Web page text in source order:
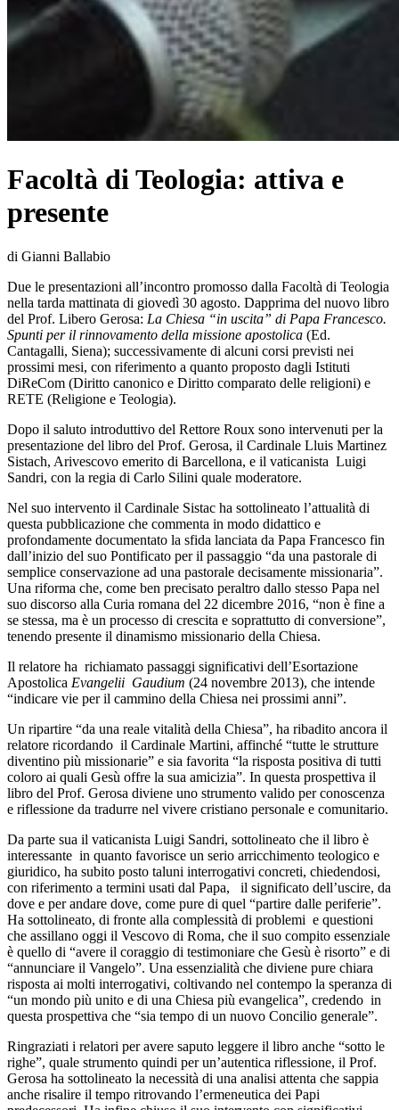
Facoltà di Teologia: attiva e
presente
di Gianni Ballabio
Due le presentazioni all’incontro promosso dalla Facoltà di Teologia
nella tarda mattinata di giovedì 30 agosto. Dapprima del nuovo libro
del Prof. Libero Gerosa: La Chiesa “in uscita” di Papa Francesco.
Spunti per il rinnovamento della missione apostolica (Ed.
Cantagalli, Siena); successivamente di alcuni corsi previsti nei
prossimi mesi, con riferimento a quanto proposto dagli Istituti
DiReCom (Diritto canonico e Diritto comparato delle religioni) e
RETE (Religione e Teologia).
Dopo il saluto introduttivo del Rettore Roux sono intervenuti per la
presentazione del libro del Prof. Gerosa, il Cardinale Lluis Martinez
Sistach, Arivescovo emerito di Barcellona, e il vaticanista Luigi
Sandri, con la regia di Carlo Silini quale moderatore.
Nel suo intervento il Cardinale Sistac ha sottolineato l’attualità di
questa pubblicazione che commenta in modo didattico e
profondamente documentato la sfida lanciata da Papa Francesco fin
dall’inizio del suo Pontificato per il passaggio “da una pastorale di
semplice conservazione ad una pastorale decisamente missionaria”.
Una riforma che, come ben precisato peraltro dallo stesso Papa nel
suo discorso alla Curia romana del 22 dicembre 2016, “non è fine a
se stessa, ma è un processo di crescita e soprattutto di conversione”,
tenendo presente il dinamismo missionario della Chiesa.
Il relatore ha richiamato passaggi significativi dell’Esortazione
Apostolica Evangelii Gaudium (24 novembre 2013), che intende
“indicare vie per il cammino della Chiesa nei prossimi anni”.
Un ripartire “da una reale vitalità della Chiesa”, ha ribadito ancora il
relatore ricordando il Cardinale Martini, affinché “tutte le strutture
diventino più missionarie” e sia favorita “la risposta positiva di tutti
coloro ai quali Gesù offre la sua amicizia”. In questa prospettiva il
libro del Prof. Gerosa diviene uno strumento valido per conoscenza
e riflessione da tradurre nel vivere cristiano personale e comunitario.
Da parte sua il vaticanista Luigi Sandri, sottolineato che il libro è
interessante in quanto favorisce un serio arricchimento teologico e
giuridico, ha subito posto taluni interrogativi concreti, chiedendosi,
con riferimento a termini usati dal Papa, il significato dell’uscire, da
dove e per andare dove, come pure di quel “partire dalle periferie”.
Ha sottolineato, di fronte alla complessità di problemi e questioni
che assillano oggi il Vescovo di Roma, che il suo compito essenziale
è quello di “avere il coraggio di testimoniare che Gesù è risorto” e di
“annunciare il Vangelo”. Una essenzialità che diviene pure chiara
risposta ai molti interrogativi, coltivando nel contempo la speranza di
“un mondo più unito e di una Chiesa più evangelica”, credendo in
questa prospettiva che “sia tempo di un nuovo Concilio generale”.
Ringraziati i relatori per avere saputo leggere il libro anche “sotto le
righe”, quale strumento quindi per un’autentica riflessione, il Prof.
Gerosa ha sottolineato la necessità di una analisi attenta che sappia
anche risalire il tempo ritrovando l’ermeneutica dei Papi